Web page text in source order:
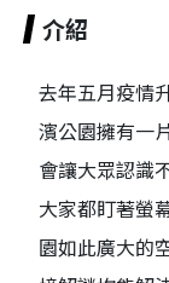
介紹
去年五月疫情
濱公園擁有一
會讓大眾認識
大家都盯著螢
園如此廣大的